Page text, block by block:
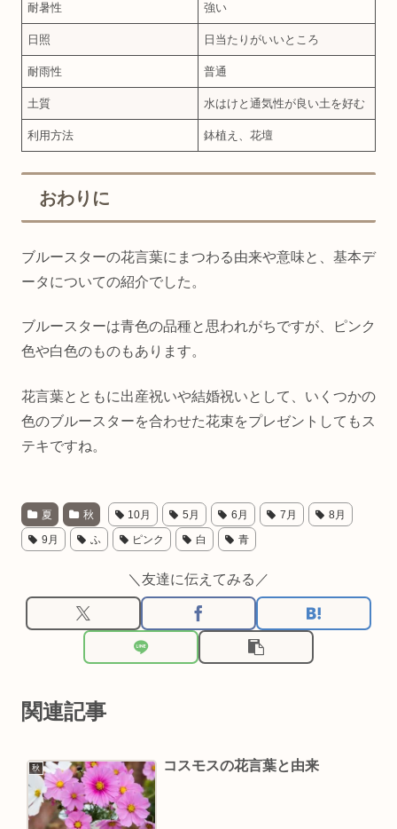
耐暑性 強い
日照 日当たりがいいところ
耐雨性 普通
土質 水はけと通気性が良い土を好む
利用方法 鉢植え、花壇
おわりに
ブルースターの花言葉にまつわる由来や意味と、基本デ
ータについての紹介でした。
ブルースターは青色の品種と思われがちですが、ピンク
色や白色のものもあります。
花言葉とともに出産祝いや結婚祝いとして、いくつかの
色のブルースターを合わせた花束をプレゼントしてもス
テキですね。
夏 秋 10月 5月 6月 7月 8月
9月 ふ ピンク 白 青
＼友達に伝えてみる／
関連記事
秋 コスモスの花言葉と由来